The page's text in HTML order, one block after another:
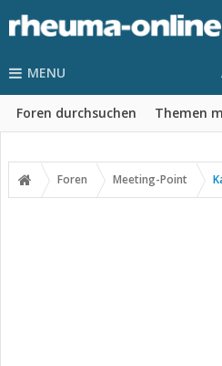
MENU
Foren durchsuchen Themen
Foren Meeting-Point